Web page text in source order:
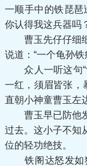
一顺手中的铁琵琶
你认得我这兵器吗
曹玉先仔仔细细
说道：“一个龟孙
众人一听这句“
一红，须眉皆张，
直朝小神童曹玉左
曹玉早已防他发
过去。这小子不知
位的轻功绝技。
铁阁达怒发如